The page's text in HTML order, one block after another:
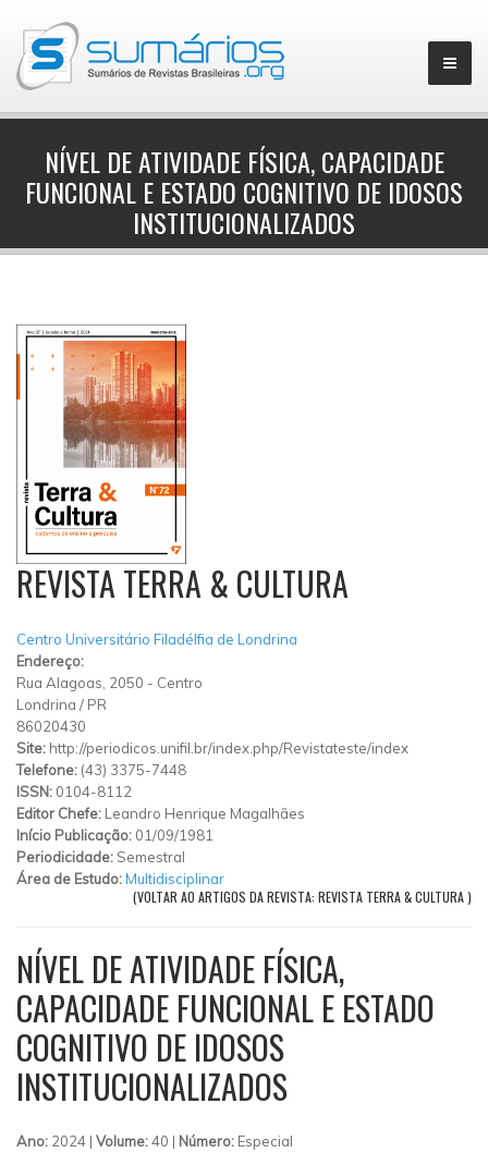
▼
NÍVEL DE ATIVIDADE FÍSICA, CAPACIDADE
FUNCIONAL E ESTADO COGNITIVO DE IDOSOS
INSTITUCIONALIZADOS
REVISTA TERRA & CULTURA
Centro Universitário Filadélfia de Londrina
Endereço:
Rua Alagoas, 2050 - Centro
Londrina / PR
86020430
Site: http://periodicos.unifil.br/index.php/Revistateste/index
Telefone: (43) 3375-7448
ISSN: 0104-8112
Editor Chefe: Leandro Henrique Magalhães
Início Publicação: 01/09/1981
Periodicidade: Semestral
Área de Estudo:Multidisciplinar
(VOLTAR AO ARTIGOS DA REVISTA: REVISTA TERRA & CULTURA )
NÍVEL DE ATIVIDADE FÍSICA,
CAPACIDADE FUNCIONAL E ESTADO
COGNITIVO DE IDOSOS
INSTITUCIONALIZADOS
Ano: 2024 | Volume:40 | Número: Especial